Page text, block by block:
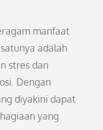
manfaat
adalah
stres dan
Dengan
diyakini dapat
yang